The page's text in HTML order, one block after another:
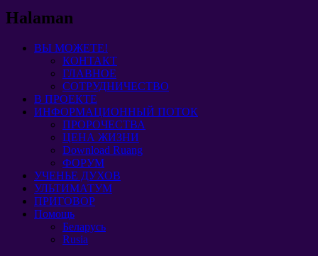
Halaman
ВЫ МОЖЕТЕ!
КОНТАКТ
ГЛАВНОЕ
СОТРУДНИЧЕСТВО
В ПРОЕКТЕ
ИНФОРМАЦИОННЫЙ ПОТОК
ПРОРОЧЕСТВА
ЦЕНА ЖИЗНИ
Download Ruang
ФОРУМ
УЧЕНЬЕ ДУХОВ
УЛЬТИМАТУМ
ПРИГОВОР
Помощь
Беларусь
Rusia